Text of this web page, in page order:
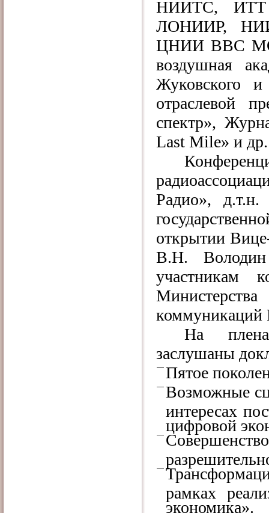
НИИТС,
ЛОНИИР,
ЦНИИ ВВС
воздушная
Жуковского
отраслевой
спектр»,
Last Mile» и др.
Радио»,
открытии
В.Н. Володин
участникам
коммуникаций
На
заслушаны
Пятое
Возможные
интересах
цифровой
рамках
экономика».